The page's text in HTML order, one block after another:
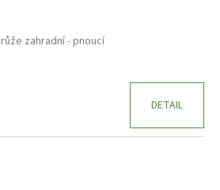
růže zahradní - pnoucí
DETAIL